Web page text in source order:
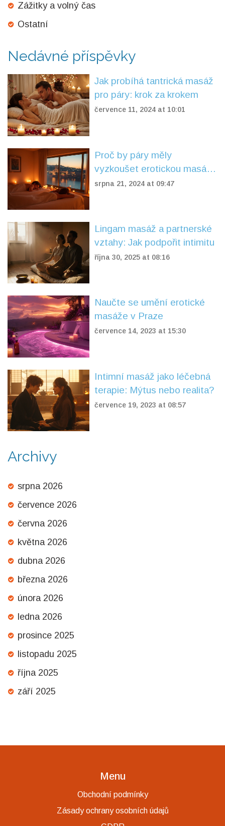
Zážitky a volný čas
Ostatní
Nedávné příspěvky
Jak probíhá tantrická masáž
pro páry: krok za krokem
července 11, 2024 at 10:01
Proč by páry měly
vyzkoušet erotickou masáž
v Praze
srpna 21, 2024 at 09:47
Lingam masáž a partnerské
vztahy: Jak podpořit intimitu
října 30, 2025 at 08:16
Naučte se umění erotické
masáže v Praze
července 14, 2023 at 15:30
Intimní masáž jako léčebná
terapie: Mýtus nebo realita?
července 19, 2023 at 08:57
Archivy
srpna 2026
července 2026
června 2026
května 2026
dubna 2026
března 2026
února 2026
ledna 2026
prosince 2025
listopadu 2025
října 2025
září 2025
Menu
Obchodní podmínky
Zásady ochrany osobních údajů